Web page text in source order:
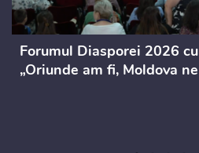
Forumul Diasporei 2026
„Oriunde am fi, Moldova